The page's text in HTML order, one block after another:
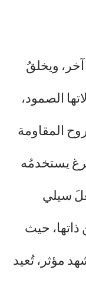
آخر، ويخلقُ
الصمود،
المقاومة
يستخدمُه
سيلي
حيث
مؤثر، تُعيد